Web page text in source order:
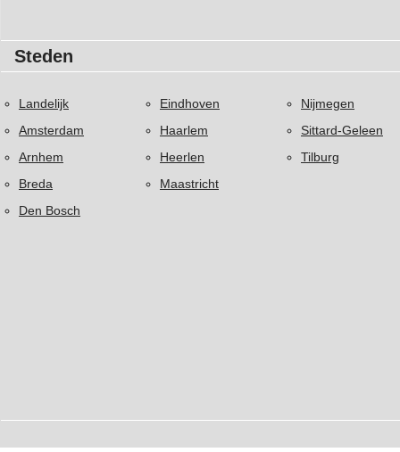
Steden
Landelijk
Amsterdam
Arnhem
Breda
Den Bosch
Eindhoven
Haarlem
Heerlen
Maastricht
Nijmegen
Sittard-Geleen
Tilburg